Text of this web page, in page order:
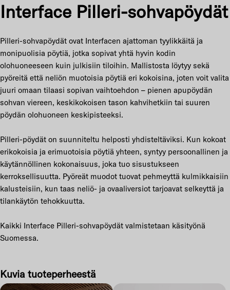
Interface Pilleri-sohvapöydät
Pilleri-sohvapöydät ovat Interfacen ajattoman tyylikkäitä ja
monipuolisia pöytiä, jotka sopivat yhtä hyvin kodin
olohuoneeseen kuin julkisiin tiloihin. Mallistosta löytyy sekä
pyöreitä että neliön muotoisia pöytiä eri kokoisina, joten voit valita
juuri omaan tilaasi sopivan vaihtoehdon – pienen apupöydän
sohvan viereen, keskikokoisen tason kahvihetkiin tai suuren
pöydän olohuoneen keskipisteeksi.
Pilleri-pöydät on suunniteltu helposti yhdisteltäviksi. Kun kokoat
erikokoisia ja erimuotoisia pöytiä yhteen, syntyy persoonallinen ja
käytännöllinen kokonaisuus, joka tuo sisustukseen
kerroksellisuutta. Pyöreät muodot tuovat pehmeyttä kulmikkaisiin
kalusteisiin, kun taas neliö- ja ovaaliversiot tarjoavat selkeyttä ja
tilankäytön tehokkuutta.
Kaikki Interface Pilleri-sohvapöydät valmistetaan käsityönä
Suomessa.
Kuvia tuoteperheestä